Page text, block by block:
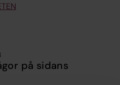
på sidans